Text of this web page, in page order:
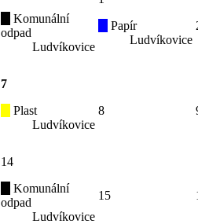
Komunální
odpad
Ludvíkovice
Papír
Ludvíkovice
7
Plast
Ludvíkovice
8
14
Komunální
odpad
Ludvíkovice
15